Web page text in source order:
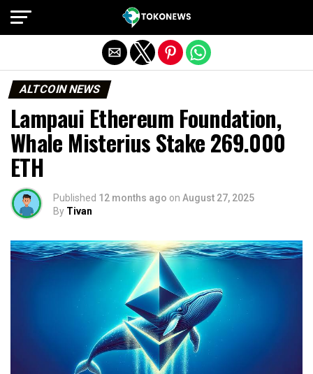
ALTCOIN NEWS
Lampaui Ethereum Foundation,
Whale Misterius Stake 269.000
ETH
Published 12 months ago on August 27, 2025
By Tivan
Exit mobile version